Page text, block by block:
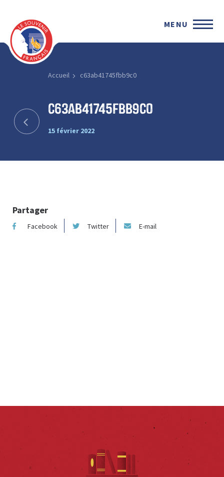
MENU
Accueil c63ab41745fbb9c0
c63ab41745fbb9c0
15 février 2022
Partager
Facebook Twitter E-mail